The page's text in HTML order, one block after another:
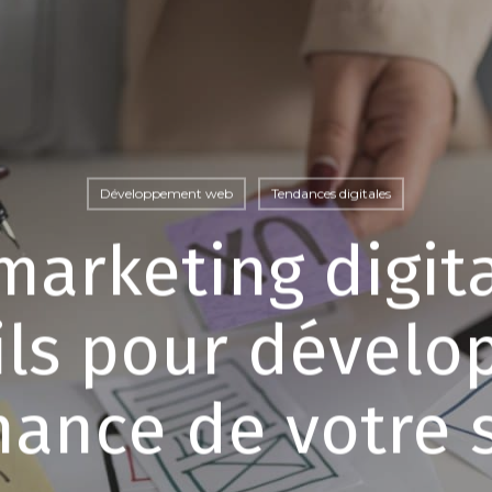
Développement web Tendances digitales
pour
de votre